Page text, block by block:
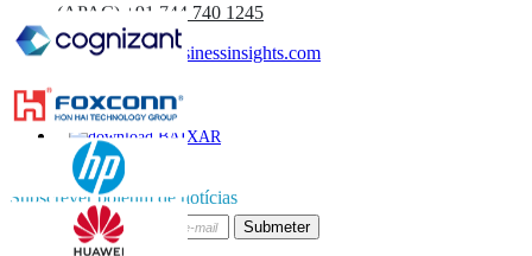
(APAC) +91 744 740 1245
sales@fortunebusinessinsights.com
Chamado
E-mail
BAIXAR
AMOSTRA
Subscrever boletim de notícias
Submeter